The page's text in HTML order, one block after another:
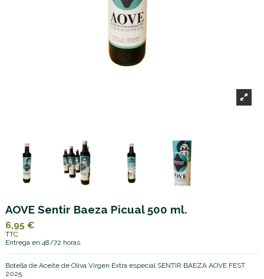
AOVE Sentir Baeza Picual 500 ml.
6,95 €
TTC
Entrega en 48/72 horas.
Botella de Aceite de Oliva Virgen Extra especial SENTIR BAEZA AOVE FEST
2025.